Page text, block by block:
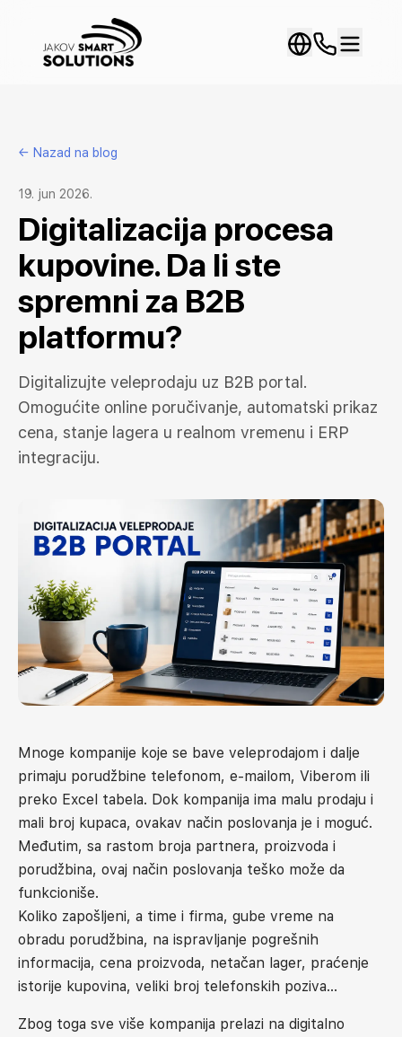
← Nazad na blog
19. jun 2026.
Digitalizacija procesa
kupovine. Da li ste
spremni za B2B
platformu?
Digitalizujte veleprodaju uz B2B portal.
Omogućite online poručivanje, automatski prikaz
cena, stanje lagera u realnom vremenu i ERP
integraciju.
Mnoge kompanije koje se bave veleprodajom i dalje
primaju porudžbine telefonom, e-mailom, Viberom ili
preko Excel tabela. Dok kompanija ima malu prodaju i
mali broj kupaca, ovakav način poslovanja je i moguć.
Međutim, sa rastom broja partnera, proizvoda i
porudžbina, ovaj način poslovanja teško može da
funkcioniše.
Koliko zapošljeni, a time i firma, gube vreme na
obradu porudžbina, na ispravljanje pogrešnih
informacija, cena proizvoda, netačan lager, praćenje
istorije kupovina, veliki broj telefonskih poziva…
Zbog toga sve više kompanija prelazi na digitalno